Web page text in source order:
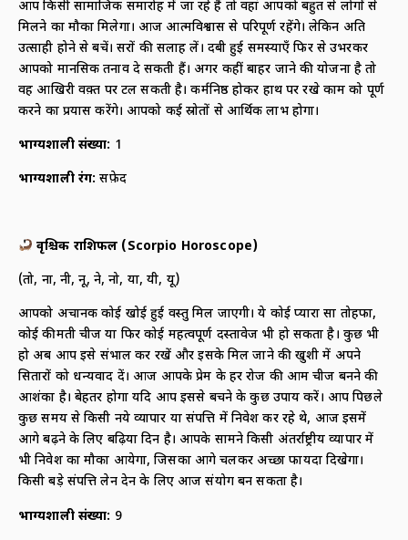
आप किसी सामाजिक समारोह में जा रहे हैं तो वहां आपको बहुत से लोगों से
मिलने का मौका मिलेगा। आज आत्मविश्वास से परिपूर्ण रहेंगे। लेकिन अति
उत्साही होने से बचें। दूसरों की सलाह लें। दबी हुई समस्याएँ फिर से उभरकर
आपको मानसिक तनाव दे सकती हैं। अगर कहीं बाहर जाने की योजना है तो
वह आखिरी वक़्त पर टल सकती है। कर्मनिष्ठ होकर हाथ पर रखे काम को पूर्ण
करने का प्रयास करेंगे। आपको कई स्रोतों से आर्थिक लाभ होगा।
भाग्यशाली संख्या: 1
भाग्यशाली रंग: सफ़ेद
वृश्चिक राशिफल (Scorpio Horoscope)
(तो, ना, नी, नू, ने, नो, या, यी, यू)
आपको अचानक कोई खोई हुई वस्तु मिल जाएगी। ये कोई प्यारा सा तोहफा,
कोई कीमती चीज या फिर कोई महत्वपूर्ण दस्तावेज भी हो सकता है। कुछ भी
हो अब आप इसे संभाल कर रखें और इसके मिल जाने की खुशी में अपने
सितारों को धन्यवाद दें। आज आपके प्रेम के हर रोज की आम चीज बनने की
आशंका है। बेहतर होगा यदि आप इससे बचने के कुछ उपाय करें। आप पिछले
कुछ समय से किसी नये व्यापार या संपत्ति में निवेश कर रहे थे, आज इसमें
आगे बढ़ने के लिए बढ़िया दिन है। आपके सामने किसी अंतर्राष्ट्रीय व्यापार में
भी निवेश का मौका आयेगा, जिसका आगे चलकर अच्छा फायदा दिखेगा।
किसी बड़े संपत्ति लेन देन के लिए आज संयोग बन सकता है।
भाग्यशाली संख्या: 9